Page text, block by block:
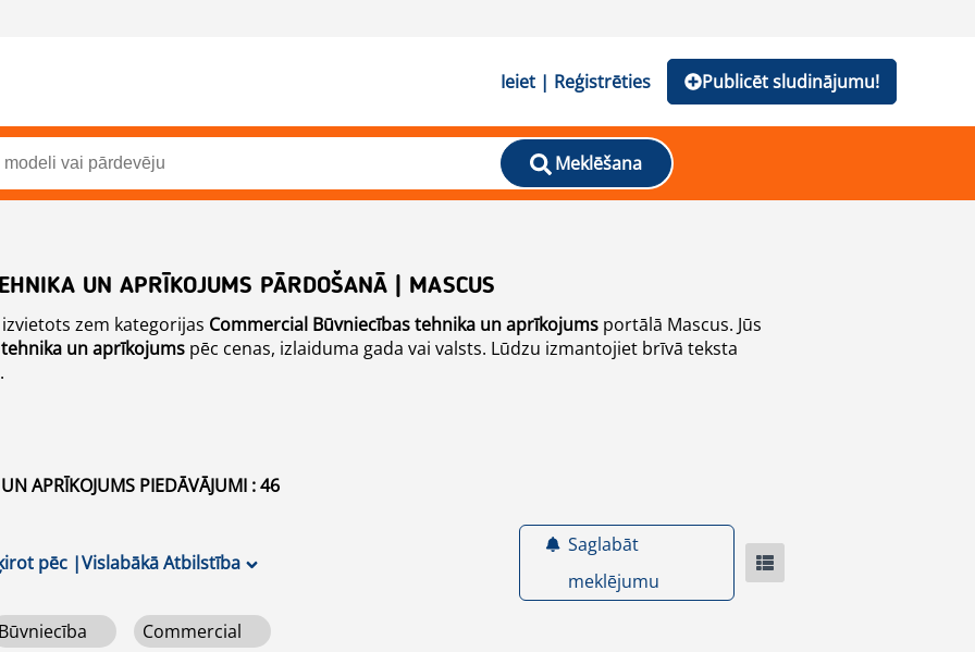
Ieiet | Reģistrēties Publicēt sludinājumu!
Meklēšana
UN APRĪKOJUMS PĀRDOŠANĀ | MASCUS
zem kategorijas Commercial Būvniecības tehnika un aprīkojums portālā Mascus. Jūs
un aprīkojums pēc cenas, izlaiduma gada vai valsts. Lūdzu izmantojiet brīvā teksta
APRĪKOJUMS PIEDĀVĀJUMI : 46
pēc |Vislabākā Atbilstība
Saglabāt
meklējumu
Commercial